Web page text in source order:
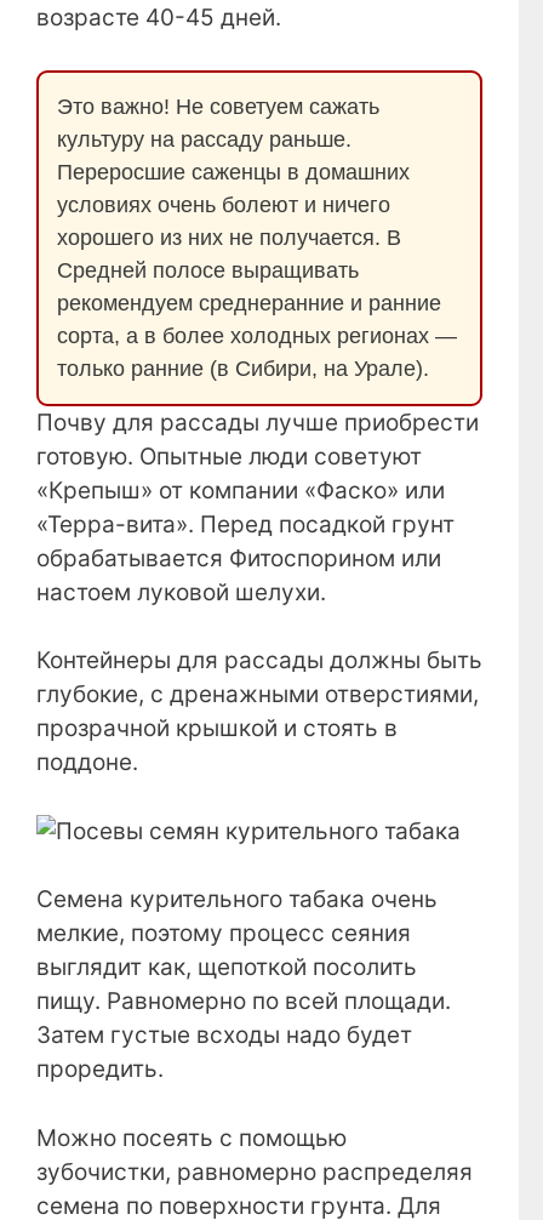
возрасте 40-45 дней.
Это важно! Не советуем сажать
культуру на рассаду раньше.
Переросшие саженцы в домашних
условиях очень болеют и ничего
хорошего из них не получается. В
Средней полосе выращивать
рекомендуем среднеранние и ранние
сорта, а в более холодных регионах —
только ранние (в Сибири, на Урале).
Почву для рассады лучше приобрести
готовую. Опытные люди советуют
«Крепыш» от компании «Фаско» или
«Терра-вита». Перед посадкой грунт
обрабатывается Фитоспорином или
настоем луковой шелухи.
Контейнеры для рассады должны быть
глубокие, с дренажными отверстиями,
прозрачной крышкой и стоять в
поддоне.
Семена курительного табака очень
мелкие, поэтому процесс сеяния
выглядит как, щепоткой посолить
пищу. Равномерно по всей площади.
Затем густые всходы надо будет
проредить.
Можно посеять с помощью
зубочистки, равномерно распределяя
семена по поверхности грунта. Для